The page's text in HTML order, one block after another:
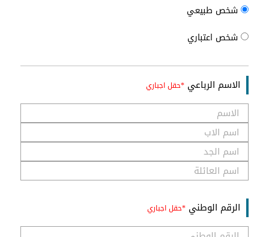
شخص طبيعي
شخص اعتباري
الاسم الرباعي
الرقم الوطني